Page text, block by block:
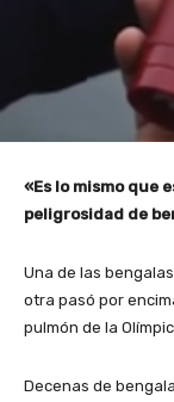
«Es lo mismo que
peligrosidad de
Una de las
otra pasó por
pulmón de la
Decenas de